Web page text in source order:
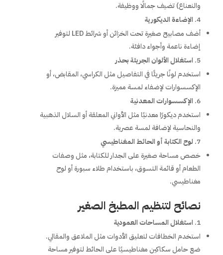
والنعناع) تضيف جمالًا ووظيفة.
الإضاءة الديكورية
أضف مصابيح صغيرة تحت الخزائن أو شرائط LED لتوفير
إضاءة ناعمة وأجواء دافئة.
استغلال الألوان الجريئة بحذر
استخدم لونًا جريئًا في التفاصيل مثل الكراسي، المقابض، أو
الإكسسوارات لإضفاء لمسة مميزة.
الإكسسوارات المعدنية
استخدم ديكورًا معدنيًا مثل الأواني المعلقة أو السلال الذهبية
والنحاسية لإضافة لمسة عصرية.
لوح الكتابة أو الحائط المغناطيسي
خصص مساحة صغيرة على الجدار للكتابة، مثل وصفات
الطعام أو قائمة التسوق، باستخدام طلاء سبورة أو لوح
مغناطيسي.
نصائح لتنظيم المطبخ الصغير
استغلال المساحات العمودية
استخدم الخطافات لتعليق الأدوات مثل الملاعق والمقالي.
ضع حامل سكاكين مغناطيسيًا على الحائط لتوفير مساحة